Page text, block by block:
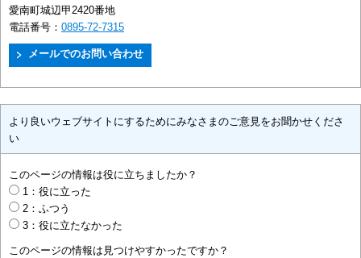
愛南町城辺甲2420番地
電話番号： 0895-72-7315
より良いウェブサイトにするためにみなさまのご意見をお聞かせくださ
い
このページの情報は役に立ちましたか？
1：役に立った
2：ふつう
3：役に立たなかった
このページの情報は見つけやすかったですか？